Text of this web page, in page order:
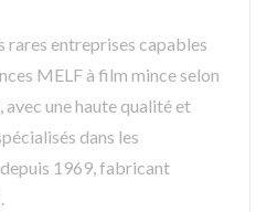
rares entreprises capables
MELF à film mince selon
avec une haute qualité et
dans les
1969, fabricant